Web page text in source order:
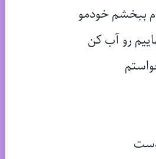
ببخشم خودمو
رو آب کن
دست